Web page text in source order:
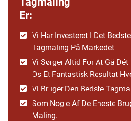
Er:
Vi Har Investeret I Det
Tagmaling På Markedet
Vi Sørger Altid For At Gå Dét
Os Et Fantastisk Resultat
Vi Bruger Den Bedste
Som Nogle Af De Eneste
Maling.